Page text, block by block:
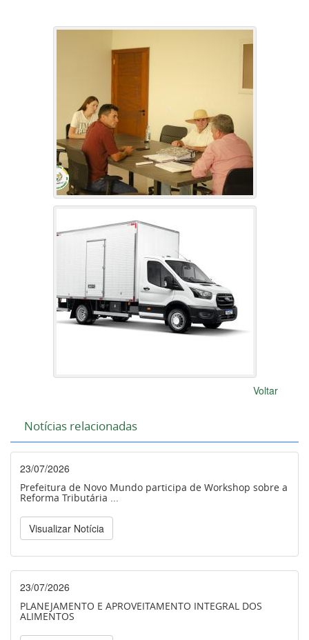
Voltar
Notícias relacionadas
23/07/2026
Prefeitura de Novo Mundo participa de Workshop sobre a
Reforma Tributária ...
Visualizar Notícia
23/07/2026
PLANEJAMENTO E APROVEITAMENTO INTEGRAL DOS
ALIMENTOS